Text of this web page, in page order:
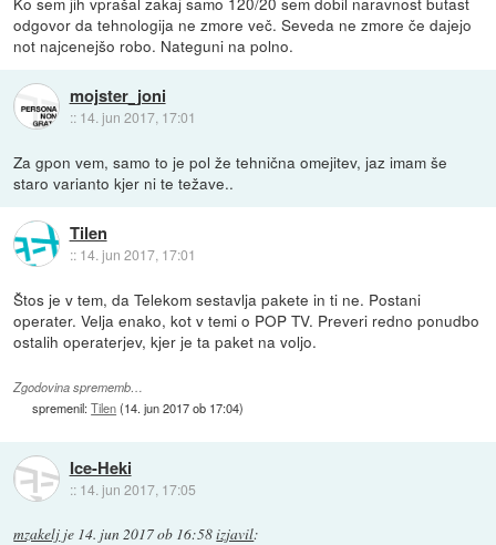
odgovor da tehnologija ne zmore več. Seveda ne zmore če dajejo
not najcenejšo robo. Nateguni na polno.
mojster_joni
:: 14. jun 2017, 17:01
Za gpon vem, samo to je pol že tehnična omejitev, jaz imam še
staro varianto kjer ni te težave..
Tilen
:: 14. jun 2017, 17:01
Štos je v tem, da Telekom sestavlja pakete in ti ne. Postani
operater. Velja enako, kot v temi o POP TV. Preveri redno ponudbo
ostalih operaterjev, kjer je ta paket na voljo.
Zgodovina sprememb…
spremenil:Tilen(14. jun 2017 ob 17:04)
Ice-Heki
:: 14. jun 2017, 17:05
mzakelj je 14. jun 2017 ob 16:58izjavil: